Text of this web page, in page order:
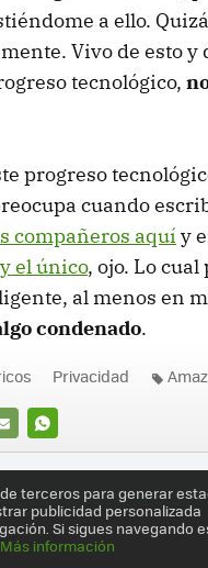
a ello.
Vivo de esto y
tecnológico,
progreso
cuando
compañeros aquí y
el único, ojo. Lo cual
al menos en
condenado.
WHATSAPP
Privacidad
terceros para generar
publicidad personalizada
Si sigues navegando
Más información